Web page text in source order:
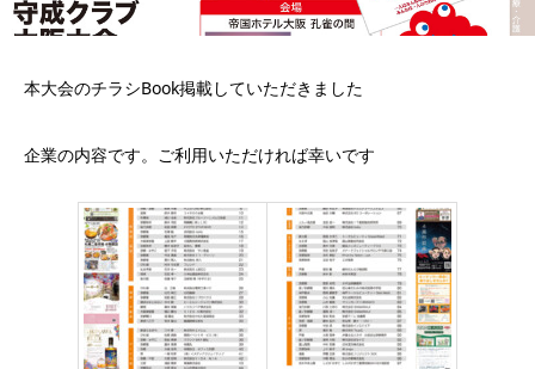
本大会のチラシBook掲載していただきました
企業の内容です。ご利用いただければ幸いです